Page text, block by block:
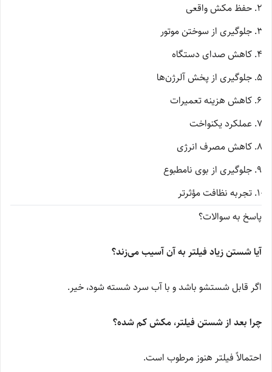
حفظ مکش واقعی
جلوگیری از سوختن موتور
کاهش صدای دستگاه
جلوگیری از پخش آلرژن‌ها
کاهش هزینه تعمیرات
عملکرد یکنواخت
کاهش مصرف انرژی
جلوگیری از بوی نامطبوع
تجربه نظافت مؤثرتر
پاسخ به سوالات؟
آیا شستن زیاد فیلتر به آن آسیب می‌زند؟
اگر قابل شستشو باشد و با آب سرد شسته شود، خیر.
چرا بعد از شستن فیلتر، مکش کم شده؟
احتمالاً فیلتر هنوز مرطوب است.